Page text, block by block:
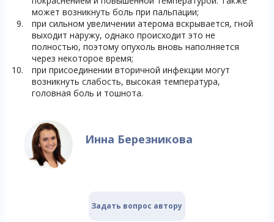
может возникнуть боль при пальпации;
при сильном увеличении атерома вскрывается, гной
выходит наружу, однако происходит это не
полностью, поэтому опухоль вновь наполняется
через некоторое время;
при присоединении вторичной инфекции могут
возникнуть слабость, высокая температура,
головная боль и тошнота.
Инна Березникова
Задать вопрос автору